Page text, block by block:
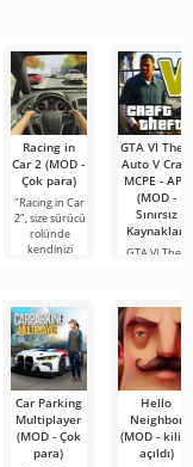
sağlayan
Racing in
Car 2 (MOD -
Çok para)
"Racing in Car
2", size sürücü
rolünde
kendinizi
GTA VI Theft
Auto V Craft
MCPE - APK
(MOD -
Sınırsız
Kaynaklar)
GTA VI Theft
Car Parking
Multiplayer
(MOD - Çok
para)
Hello
Neighbor
(MOD - kilidi
açıldı)